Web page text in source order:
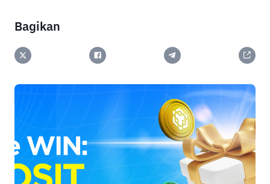
Bagikan